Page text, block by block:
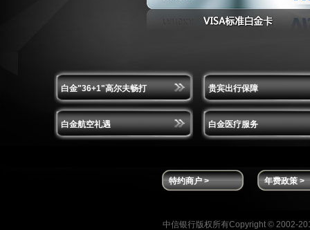
白金"36+1"高尔夫畅打 贵宾出行保障
白金航空礼遇 白金医疗服务
特约商户 > 年费政策 >
中信银行版权所有Copyright © 2002-